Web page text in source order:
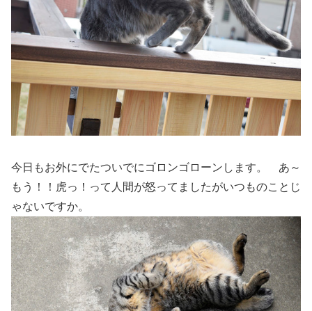
今日もお外にでたついでにゴロンゴローンします。 あ～
もう！！虎っ！って人間が怒ってましたがいつものことじ
ゃないですか。